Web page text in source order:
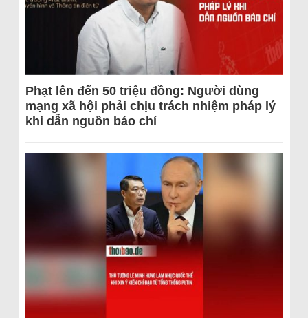
Phạt lên đến 50 triệu đồng: Người dùng
mạng xã hội phải chịu trách nhiệm pháp lý
khi dẫn nguồn báo chí